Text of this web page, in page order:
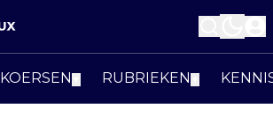
KOERSEN RUBRIEKEN